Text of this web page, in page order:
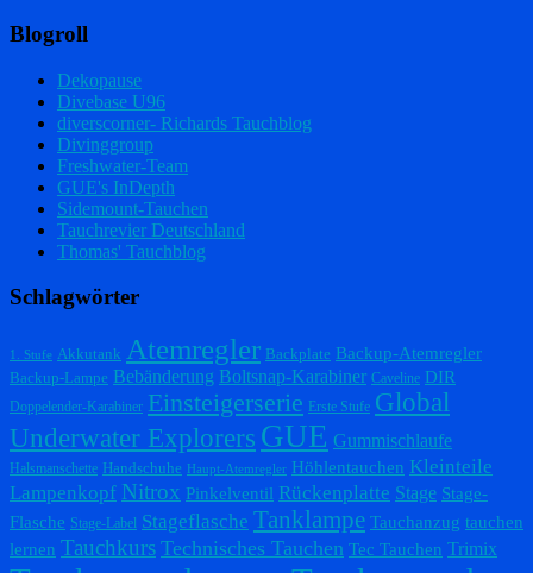
Blogroll
Dekopause
Divebase U96
diverscorner- Richards Tauchblog
Divinggroup
Freshwater-Team
GUE's InDepth
Sidemount-Tauchen
Tauchrevier Deutschland
Thomas' Tauchblog
Schlagwörter
1. Stufe Akkutank Atemregler Backplate Backup-Atemregler
Backup-Lampe Bebänderung Boltsnap-Karabiner Caveline DIR
Doppelender-Karabiner Einsteigerserie Erste Stufe Global
Underwater Explorers GUE Gummischlaufe
Halsmanschette Handschuhe Haupt-Atemregler Höhlentauchen Kleinteile
Lampenkopf Nitrox Pinkelventil Rückenplatte Stage Stage-
Flasche Stage-Label Stageflasche Tanklampe Tauchanzug tauchen
lernen Tauchkurs Technisches Tauchen Tec Tauchen Trimix